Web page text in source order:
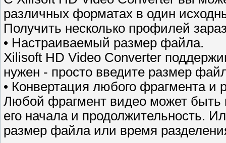
различных форматах в один
Получить несколько профилей
• Настраиваемый размер файла.
Xilisoft HD Video Converter
нужен - просто введите размер
• Конвертация любого фрагмента и
Любой фрагмент видео может быть
его начала и продолжительность.
размер файла или время